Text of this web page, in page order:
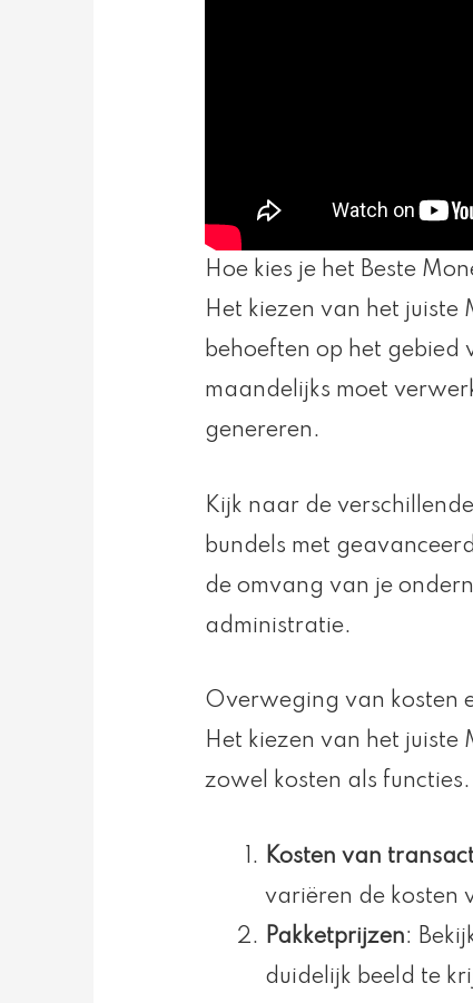
Hoe kies je het Beste
Het kiezen van het juiste
behoeften op het gebied
maandelijks moet
genereren.
Kijk naar de
bundels met
de omvang van je
administratie.
Overweging van kosten
Het kiezen van het
zowel kosten als
Kosten van
variëren de kosten
Pakketprijzen:
duidelijk beeld te